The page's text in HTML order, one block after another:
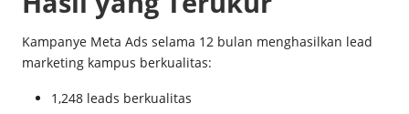
Kampanye Meta Ads selama 12 bulan menghasilkan lead
marketing kampus berkualitas:
1,248 leads berkualitas